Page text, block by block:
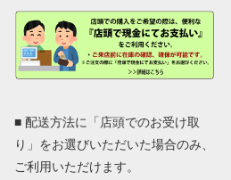
■ 配送方法に「店頭でのお受け取
り」をお選びいただいた場合のみ、
ご利用いただけます。